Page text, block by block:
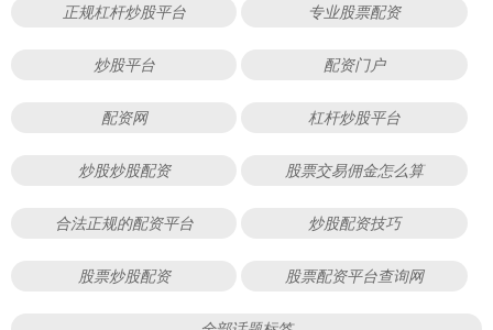
正规杠杆炒股平台 专业股票配资
炒股平台 配资门户
配资网 杠杆炒股平台
炒股炒股配资 股票交易佣金怎么算
合法正规的配资平台 炒股配资技巧
股票炒股配资 股票配资平台查询网